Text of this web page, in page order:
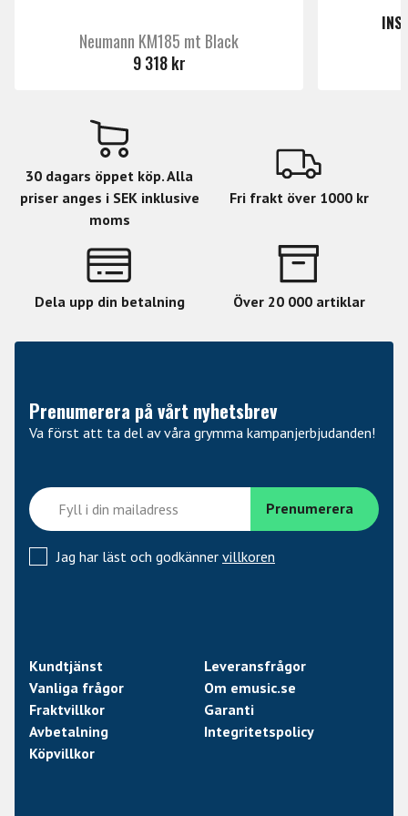
Neumann KM185 mt Black
9 318 kr
30 dagars öppet köp. Alla
priser anges i SEK inklusive
moms
Fri frakt över 1000 kr
Dela upp din betalning Över 20 000 artiklar
Prenumerera på vårt nyhetsbrev
Va först att ta del av våra grymma kampanjerbjudanden!
Jag har läst och godkänner villkoren
Kundtjänst
Leveransfrågor
Vanliga frågor
Om emusic.se
Fraktvillkor
Garanti
Avbetalning
Integritetspolicy
Köpvillkor